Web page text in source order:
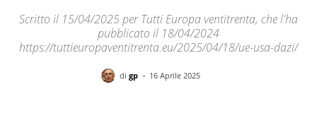
Scritto il 15/04/2025 per Tutti Europa ventitrenta, che l'ha
pubblicato il 18/04/2024
https://tuttieuropaventitrenta.eu/2025/04/18/ue-usa-dazi/
di gp - 16 Aprile 2025